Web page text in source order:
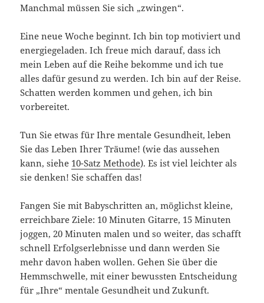
Manchmal müssen Sie sich „zwingen“.
Eine neue Woche beginnt. Ich bin top motiviert und
energiegeladen. Ich freue mich darauf, dass ich
mein Leben auf die Reihe bekomme und ich tue
alles dafür gesund zu werden. Ich bin auf der Reise.
Schatten werden kommen und gehen, ich bin
vorbereitet.
Tun Sie etwas für Ihre mentale Gesundheit, leben
Sie das Leben Ihrer Träume! (wie das aussehen
kann, siehe 10-Satz Methode). Es ist viel leichter als
sie denken! Sie schaffen das!
Fangen Sie mit Babyschritten an, möglichst kleine,
erreichbare Ziele: 10 Minuten Gitarre, 15 Minuten
joggen, 20 Minuten malen und so weiter, das schafft
schnell Erfolgserlebnisse und dann werden Sie
mehr davon haben wollen. Gehen Sie über die
Hemmschwelle, mit einer bewussten Entscheidung
für „Ihre“ mentale Gesundheit und Zukunft.